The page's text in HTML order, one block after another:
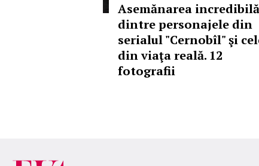
Asemănarea incredibilă
dintre personajele din
serialul "Cernobîl" şi
din viaţa reală. 12
fotografii